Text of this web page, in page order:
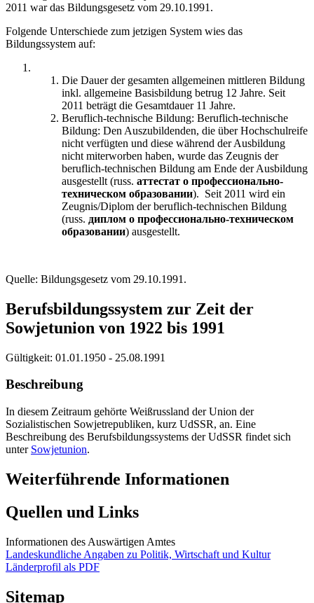
2011 war das Bildungsgesetz vom 29.10.1991.
Folgende Unterschiede zum jetzigen System wies das
Bildungssystem auf:
Die Dauer der gesamten allgemeinen mittleren Bildung
inkl. allgemeine Basisbildung betrug 12 Jahre. Seit
2011 beträgt die Gesamtdauer 11 Jahre.
Beruflich-technische Bildung: Beruflich-technische
Bildung: Den Auszubildenden, die über Hochschulreife
nicht verfügten und diese während der Ausbildung
nicht miterworben haben, wurde das Zeugnis der
beruflich-technischen Bildung am Ende der Ausbildung
ausgestellt (russ. аттестат о профессионально-
техническом образовании). Seit 2011 wird ein
Zeugnis/Diplom der beruflich-technischen Bildung
(russ. диплом о профессионально-техническом
образовании) ausgestellt.
Quelle: Bildungsgesetz vom 29.10.1991.
Berufsbildungssystem zur Zeit der
Sowjetunion von 1922 bis 1991
Gültigkeit: 01.01.1950 - 25.08.1991
Beschreibung
In diesem Zeitraum gehörte Weißrussland der Union der
Sozialistischen Sowjetrepubliken, kurz UdSSR, an. Eine
Beschreibung des Berufsbildungssystems der UdSSR findet sich
unter Sowjetunion.
Weiterführende Informationen
Quellen und Links
Informationen des Auswärtigen Amtes
Landeskundliche Angaben zu Politik, Wirtschaft und Kultur
Länderprofil als PDF
Sitemap